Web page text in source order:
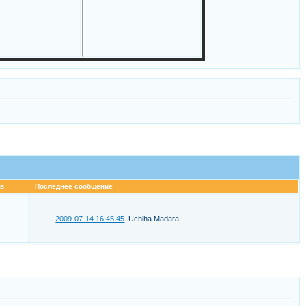
Последнее сообщение
2009-07-14 16:45:45 Uchiha Madara